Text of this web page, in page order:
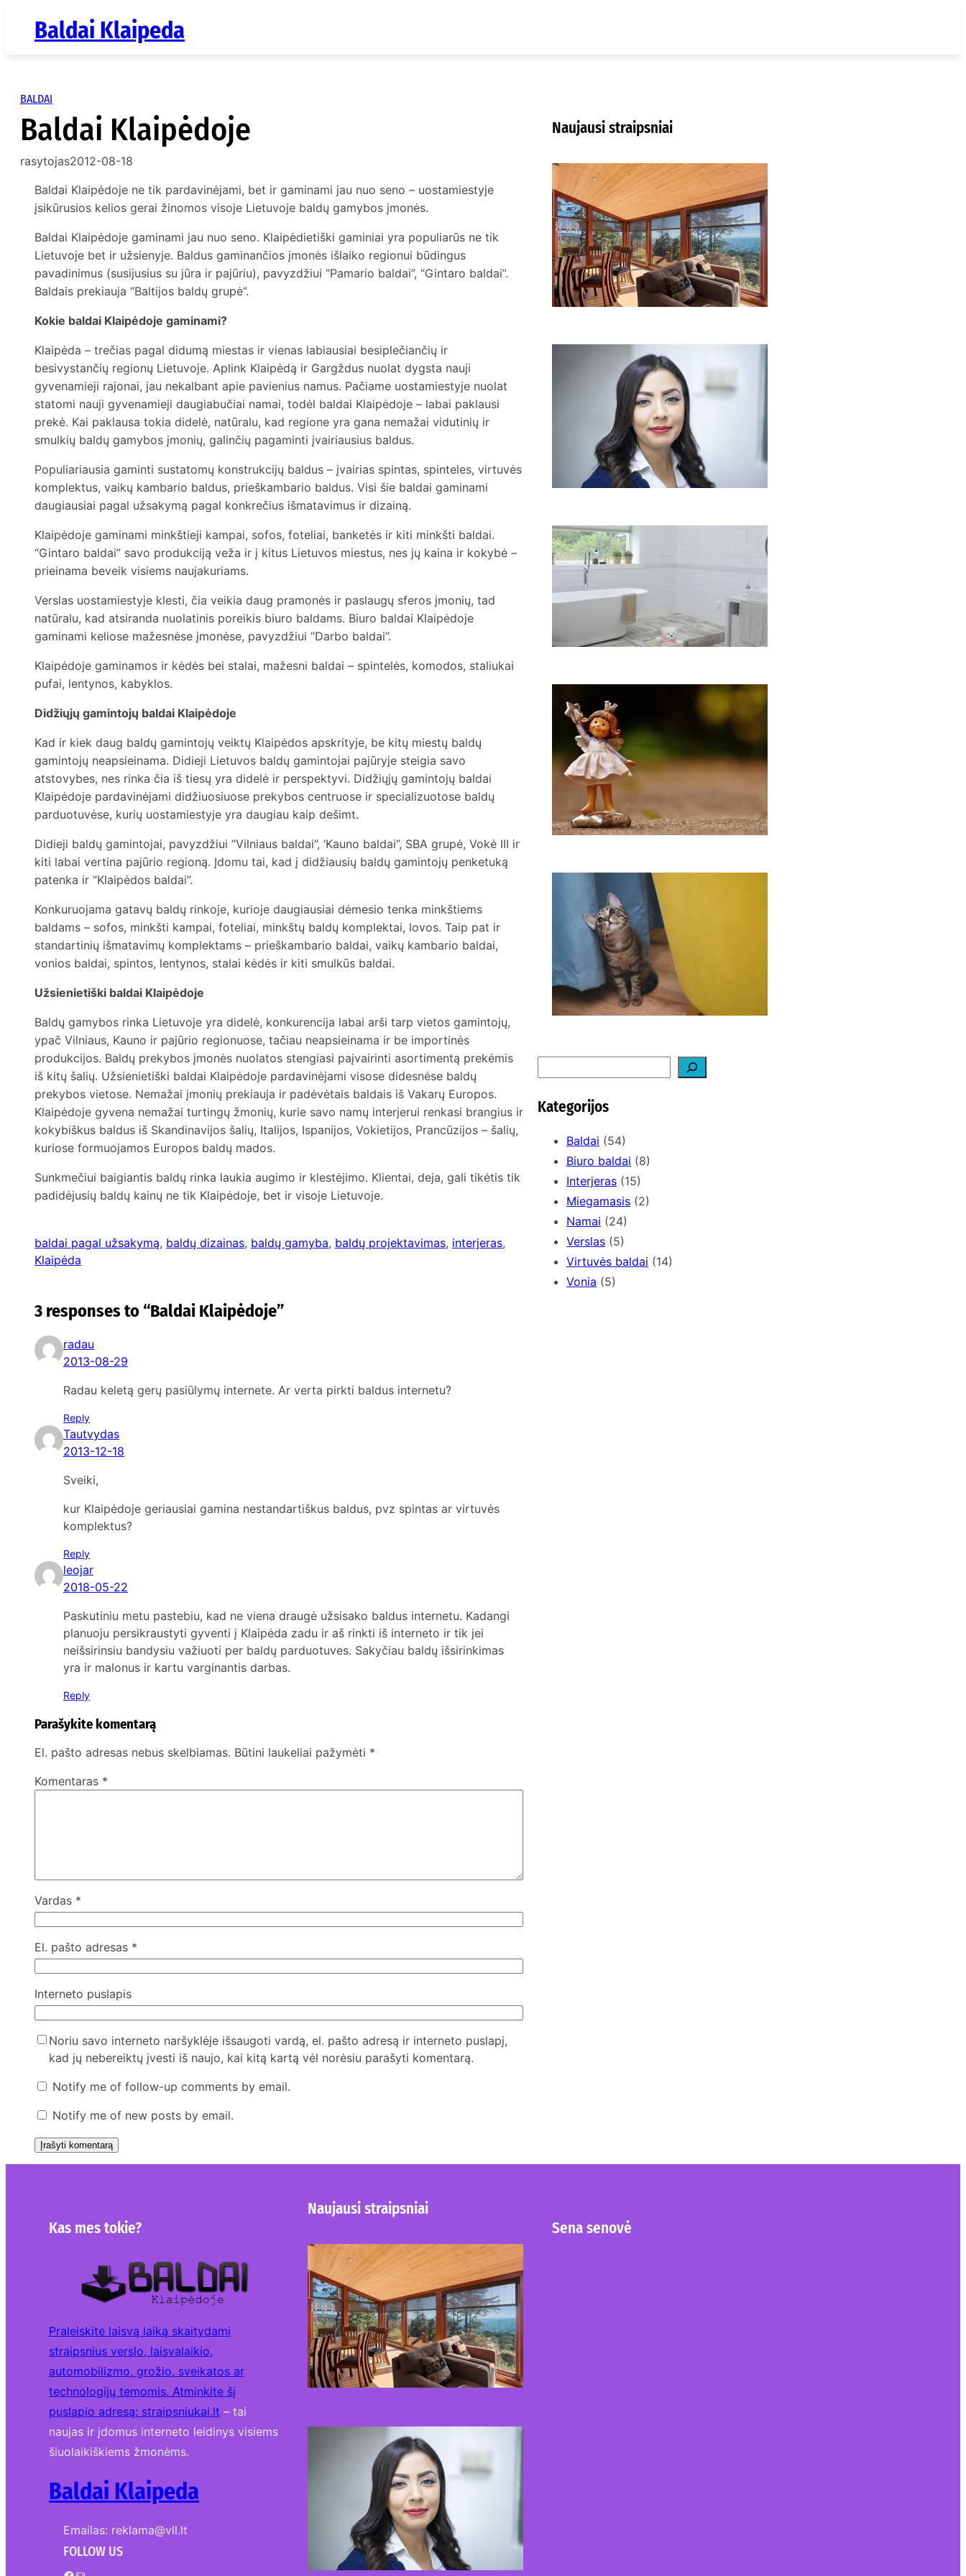
Baldai Klaipeda
BALDAI
Baldai Klaipėdoje
rasytojas2012-08-18
Baldai Klaipėdoje ne tik pardavinėjami, bet ir gaminami jau nuo seno – uostamiestyje
įsikūrusios kelios gerai žinomos visoje Lietuvoje baldų gamybos įmonės.
Baldai Klaipėdoje gaminami jau nuo seno. Klaipėdietiški gaminiai yra populiarūs ne tik
Lietuvoje bet ir užsienyje. Baldus gaminančios įmonės išlaiko regionui būdingus
pavadinimus (susijusius su jūra ir pajūriu), pavyzdžiui “Pamario baldai”, “Gintaro baldai”.
Baldais prekiauja “Baltijos baldų grupė”.
Kokie baldai Klaipėdoje gaminami?
Klaipėda – trečias pagal didumą miestas ir vienas labiausiai besiplečiančių ir
besivystančių regionų Lietuvoje. Aplink Klaipėdą ir Gargždus nuolat dygsta nauji
gyvenamieji rajonai, jau nekalbant apie pavienius namus. Pačiame uostamiestyje nuolat
statomi nauji gyvenamieji daugiabučiai namai, todėl baldai Klaipėdoje – labai paklausi
prekė. Kai paklausa tokia didelė, natūralu, kad regione yra gana nemažai vidutinių ir
smulkių baldų gamybos įmonių, galinčių pagaminti įvairiausius baldus.
Populiariausia gaminti sustatomų konstrukcijų baldus – įvairias spintas, spinteles, virtuvės
komplektus, vaikų kambario baldus, prieškambario baldus. Visi šie baldai gaminami
daugiausiai pagal užsakymą pagal konkrečius išmatavimus ir dizainą.
Klaipėdoje gaminami minkštieji kampai, sofos, foteliai, banketės ir kiti minkšti baldai.
“Gintaro baldai” savo produkciją veža ir į kitus Lietuvos miestus, nes jų kaina ir kokybė –
prieinama beveik visiems naujakuriams.
Verslas uostamiestyje klesti, čia veikia daug pramonės ir paslaugų sferos įmonių, tad
natūralu, kad atsiranda nuolatinis poreikis biuro baldams. Biuro baldai Klaipėdoje
gaminami keliose mažesnėse įmonėse, pavyzdžiui “Darbo baldai”.
Klaipėdoje gaminamos ir kėdės bei stalai, mažesni baldai – spintelės, komodos, staliukai
pufai, lentynos, kabyklos.
Didžiųjų gamintojų baldai Klaipėdoje
Kad ir kiek daug baldų gamintojų veiktų Klaipėdos apskrityje, be kitų miestų baldų
gamintojų neapsieinama. Didieji Lietuvos baldų gamintojai pajūryje steigia savo
atstovybes, nes rinka čia iš tiesų yra didelė ir perspektyvi. Didžiųjų gamintojų baldai
Klaipėdoje pardavinėjami didžiuosiuose prekybos centruose ir specializuotose baldų
parduotuvėse, kurių uostamiestyje yra daugiau kaip dešimt.
Didieji baldų gamintojai, pavyzdžiui “Vilniaus baldai”, ‘Kauno baldai”, SBA grupė, Vokė III ir
kiti labai vertina pajūrio regioną. Įdomu tai, kad į didžiausių baldų gamintojų penketuką
patenka ir “Klaipėdos baldai”.
Konkuruojama gatavų baldų rinkoje, kurioje daugiausiai dėmesio tenka minkštiems
baldams – sofos, minkšti kampai, foteliai, minkštų baldų komplektai, lovos. Taip pat ir
standartinių išmatavimų komplektams – prieškambario baldai, vaikų kambario baldai,
vonios baldai, spintos, lentynos, stalai kėdės ir kiti smulkūs baldai.
Užsienietiški baldai Klaipėdoje
Baldų gamybos rinka Lietuvoje yra didelė, konkurencija labai arši tarp vietos gamintojų,
ypač Vilniaus, Kauno ir pajūrio regionuose, tačiau neapsieinama ir be importinės
produkcijos. Baldų prekybos įmonės nuolatos stengiasi paįvairinti asortimentą prekėmis
iš kitų šalių. Užsienietiški baldai Klaipėdoje pardavinėjami visose didesnėse baldų
prekybos vietose. Nemažai įmonių prekiauja ir padėvėtais baldais iš Vakarų Europos.
Klaipėdoje gyvena nemažai turtingų žmonių, kurie savo namų interjerui renkasi brangius ir
kokybiškus baldus iš Skandinavijos šalių, Italijos, Ispanijos, Vokietijos, Prancūzijos – šalių,
kuriose formuojamos Europos baldų mados.
Sunkmečiui baigiantis baldų rinka laukia augimo ir klestėjimo. Klientai, deja, gali tikėtis tik
padidėjusių baldų kainų ne tik Klaipėdoje, bet ir visoje Lietuvoje.
baldai pagal užsakymą, baldų dizainas, baldų gamyba, baldų projektavimas, interjeras
Klaipėda
3 responses to “Baldai Klaipėdoje”
radau
2013-08-29
Radau keletą gerų pasiūlymų internete. Ar verta pirkti baldus internetu?
Reply
Tautvydas
2013-12-18
Sveiki,
kur Klaipėdoje geriausiai gamina nestandartiškus baldus, pvz spintas ar virtuvės
komplektus?
Reply
leojar
2018-05-22
Paskutiniu metu pastebiu, kad ne viena draugė užsisako baldus internetu. Kadangi
planuoju persikraustyti gyventi į Klaipėda zadu ir aš rinkti iš interneto ir tik jei
neišsirinsiu bandysiu važiuoti per baldų parduotuves. Sakyčiau baldų išsirinkimas
yra ir malonus ir kartu varginantis darbas.
Reply
Parašykite komentarą
El. pašto adresas nebus skelbiamas. Būtini laukeliai pažymėti *
Komentaras *
Vardas *
El. pašto adresas *
Interneto puslapis
Noriu savo interneto naršyklėje išsaugoti vardą, el. pašto adresą ir interneto puslapį,
kad jų nebereiktų įvesti iš naujo, kai kitą kartą vėl norėsiu parašyti komentarą.
Notify me of follow-up comments by email.
Notify me of new posts by email.
Naujausi straipsniai
Kur nusipirkti
medines žaliuzes
Klaipėdoje?
2026-08-01
Kaip miegamojo
atmosfera veikia odos
senėjimą?
2026-06-01
vežimėliui vonią?
2026-05-12
kasdienybėje: kaip
rankų darbo indai
keičia požiūrį į namų
estetiką
Ką daryti, kad katė
nedraskytų tapetų?
2026-02-07
e
a
r
Kategorijos
Baldai (54)
Biuro baldai (8)
Interjeras (15)
Miegamasis (2)
Namai (24)
Verslas (5)
Virtuvės baldai (14)
Vonia (5)
Kas mes tokie?
Praleiskite laisvą laiką skaitydami
straipsnius verslo, laisvalaikio,
automobilizmo, grožio, sveikatos ar
technologijų temomis. Atminkite šį
puslapio adresą: straipsniukai.lt – tai
naujas ir įdomus interneto leidinys visiems
šiuolaikiškiems žmonėms.
Baldai Klaipeda
Emailas: reklama@vll.lt
FOLLOW US
Naujausi straipsniai
Kur nusipirkti medines
žaliuzes Klaipėdoje?
2026-08-01
Kaip miegamojo
atmosfera veikia odos
senėjimą?
2026-06-01
Sena senovė